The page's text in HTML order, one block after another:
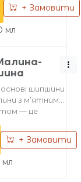
яблука, цей
насичений
та чудово
холодну пору
+ Замовити
мл
шипшини
з м’ятним
— це
ягідна
та джерело
Легкий та
ідеальний
настрою
+ Замовити
мл